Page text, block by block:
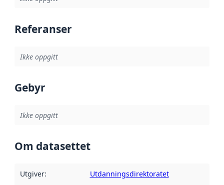
Referanser
Ikke oppgitt
Gebyr
Ikke oppgitt
Om datasettet
Utgiver: Utdanningsdirektoratet